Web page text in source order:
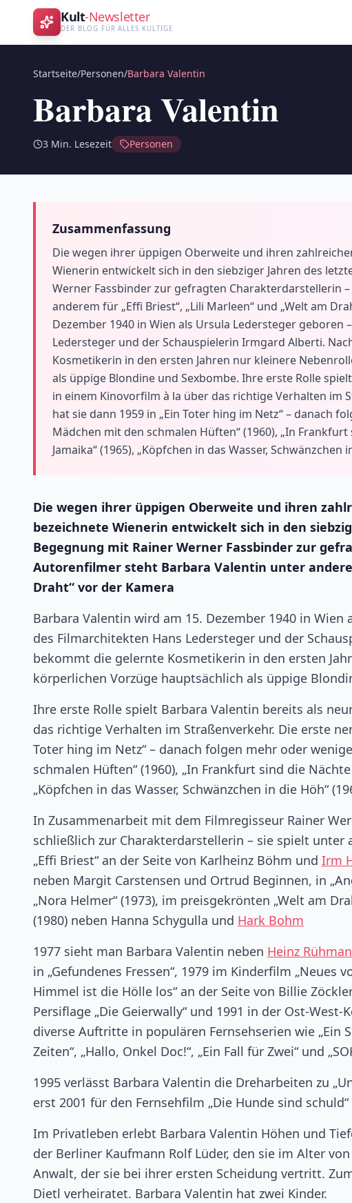
Kult-Newsletter
DER BLOG FÜR ALLES KULTIGE
Startseite/Personen/Barbara Valentin
Barbara Valentin
3 Min. Lesezeit Personen
Zusammenfassung
Die wegen ihrer üppigen Oberweite und ihren
Wienerin entwickelt sich in den siebziger Jahren des
Werner Fassbinder zur gefragten Charakterdarstellerin
anderem für „Effi Briest“, „Lili Marleen“ und „Welt am
Dezember 1940 in Wien als Ursula Ledersteger geboren
Ledersteger und der Schauspielerin Irmgard Alberti.
Kosmetikerin in den ersten Jahren nur kleinere
als üppige Blondine und Sexbombe. Ihre erste Rolle
in einem Kinovorfilm à la über das richtige Verhalten im
hat sie dann 1959 in „Ein Toter hing im Netz“ – danach
Mädchen mit den schmalen Hüften“ (1960), „In
Jamaika“ (1965), „Köpfchen in das Wasser,
Die wegen ihrer üppigen Oberweite und ihren
bezeichnete Wienerin entwickelt sich in den
Begegnung mit Rainer Werner Fassbinder zur
Autorenfilmer steht Barbara Valentin unter
Draht“ vor der Kamera
Barbara Valentin wird am 15. Dezember 1940 in
des Filmarchitekten Hans Ledersteger und der
bekommt die gelernte Kosmetikerin in den ersten
körperlichen Vorzüge hauptsächlich als üppige
Ihre erste Rolle spielt Barbara Valentin bereits als
das richtige Verhalten im Straßenverkehr. Die erste
Toter hing im Netz“ – danach folgen mehr oder
schmalen Hüften“ (1960), „In Frankfurt sind die Nächte
„Köpfchen in das Wasser, Schwänzchen in die Höh“
In Zusammenarbeit mit dem Filmregisseur Rainer
schließlich zur Charakterdarstellerin – sie spielt
„Effi Briest“ an der Seite von Karlheinz Böhm und Irm
neben Margit Carstensen und Ortrud Beginnen, in
„Nora Helmer“ (1973), im preisgekrönten „Welt am
(1980) neben Hanna Schygulla und Hark Bohm
1977 sieht man Barbara Valentin neben Heinz
in „Gefundenes Fressen“, 1979 im Kinderfilm „Neues
Himmel ist die Hölle los“ an der Seite von Billie
Persiflage „Die Geierwally“ und 1991 in der Ost-
diverse Auftritte in populären Fernsehserien wie „Ein
Zeiten“, „Hallo, Onkel Doc!“, „Ein Fall für Zwei“ und
1995 verlässt Barbara Valentin die Dreharbeiten zu
erst 2001 für den Fernsehfilm „Die Hunde sind
Im Privatleben erlebt Barbara Valentin Höhen und
der Berliner Kaufmann Rolf Lüder, den sie im Alter
Anwalt, der sie bei ihrer ersten Scheidung vertritt.
Dietl verheiratet. Barbara Valentin hat zwei Kinder.